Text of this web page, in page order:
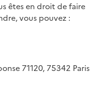
êtes en droit de faire
vous pouvez :
71120, 75342 Paris